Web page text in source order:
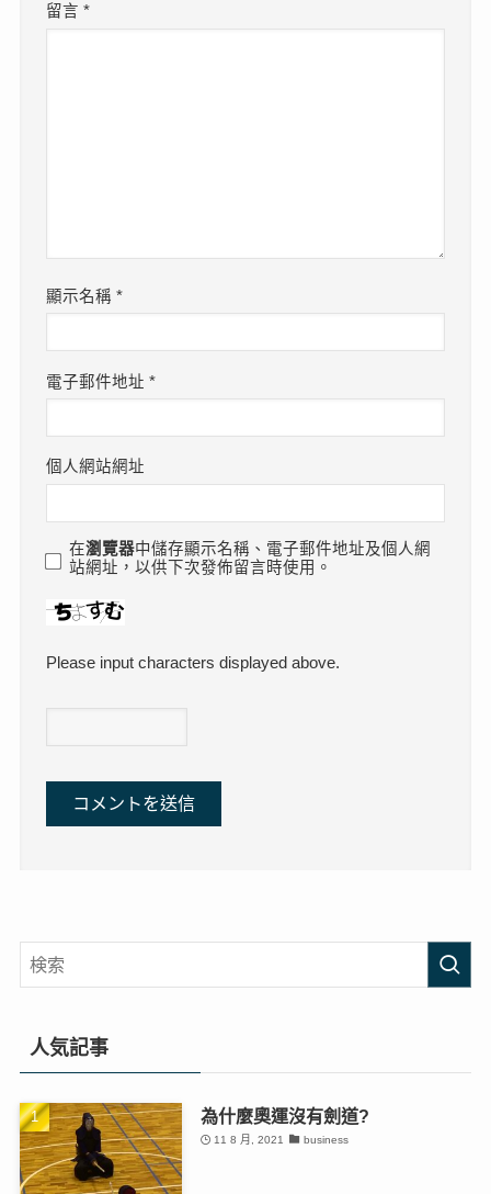
留言*
顯示名稱*
電子郵件地址*
個人網站網址
在瀏覽器中儲存顯示名稱、電子郵件地址及個人網
站網址，以供下次發佈留言時使用。
Please input characters displayed above.
人気記事
為什麼奧運沒有劍道?
11 8 月, 2021 business